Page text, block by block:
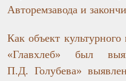
Авторемзавода и
Как объект
«Главхлеб» был
П.Д. Голубева»